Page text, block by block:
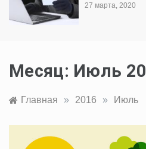
27 марта, 2020
Месяц: Июль
Главная » 2016 » Июль